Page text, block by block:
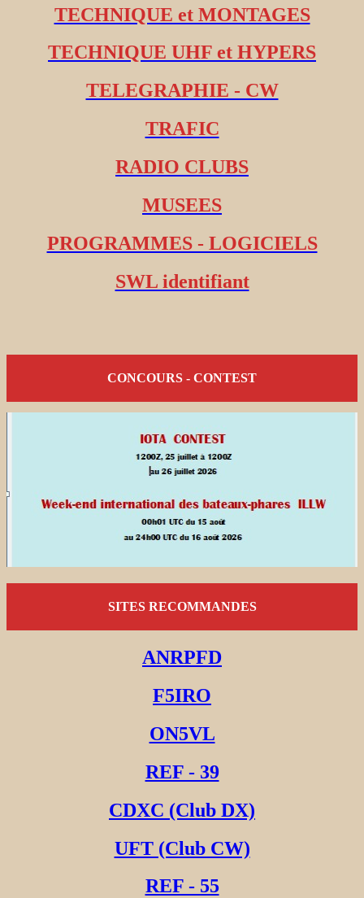
TECHNIQUE et MONTAGES
TECHNIQUE UHF et HYPERS
TELEGRAPHIE - CW
TRAFIC
RADIO CLUBS
MUSEES
PROGRAMMES - LOGICIELS
SWL identifiant
CONCOURS - CONTEST
SITES RECOMMANDES
ANRPFD
F5IRO
ON5VL
REF - 39
CDXC (Club DX)
UFT (Club CW)
REF - 55